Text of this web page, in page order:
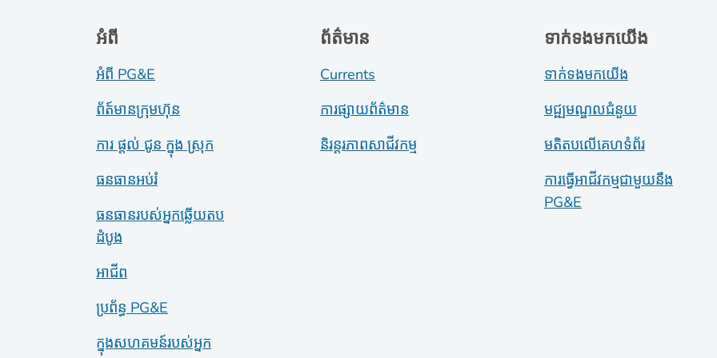
អំពី
អំពី PG&E
ព័ត៍​មាន​ក្រុមហ៊ុន
ការ ផ្តល់ ជូន ក្នុង ស្រុក
ធនធានអប់រំ
ធនធានរបស់អ្នកឆ្លើយតប
ដំបូង
អាជីព
ប្រព័ន្ធ PG&E
ក្នុងសហគមន៍របស់អ្នក
ព័ត៌មាន
Currents
ការផ្សាយព័ត៌មាន
និរន្តរភាពសាជីវកម្ម
ទាក់ទងមកយើង
ទាក់ទងមកយើង
មជ្ឍមណ្ឌលជំនួយ
មតិតបលើគេហទំព័រ
ការធ្វើអាជីវកម្មជាមួយនឹង
PG&E